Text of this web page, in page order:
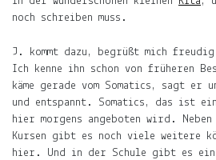
mit
Über
das
Leben
Indien
und
noch schreiben muss.
J. kommt dazu, begrüßt mich freudig
Ich kenne ihn schon von früheren
käme gerade vom Somatics, sagt er
und entspannt. Somatics, das ist
hier morgens angeboten wird. Neben
Kursen gibt es noch viele weitere
hier. Und in der Schule gibt es ein